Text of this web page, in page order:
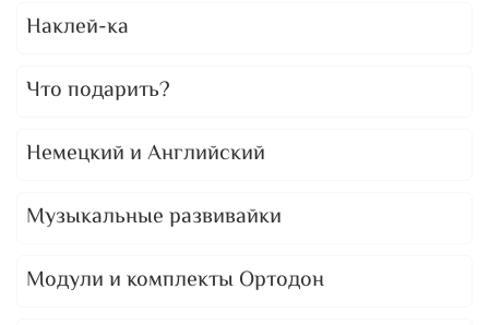
Наклей-ка
Что подарить?
Немецкий и Английский
Музыкальные развивайки
Модули и комплекты Ортодон